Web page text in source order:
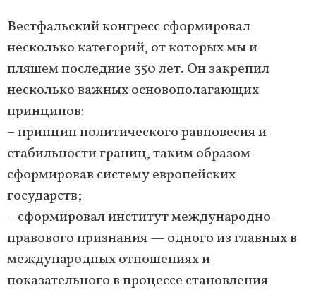
Вестфальский конгресс сформировал
несколько категорий, от которых мы и
пляшем последние 350 лет. Он закрепил
несколько важных основополагающих
принципов:
– принцип политического равновесия и
стабильности границ, таким образом
сформировав систему европейских
государств;
– сформировал институт международно-
правового признания — одного из главных в
международных отношениях и
показательного в процессе становления